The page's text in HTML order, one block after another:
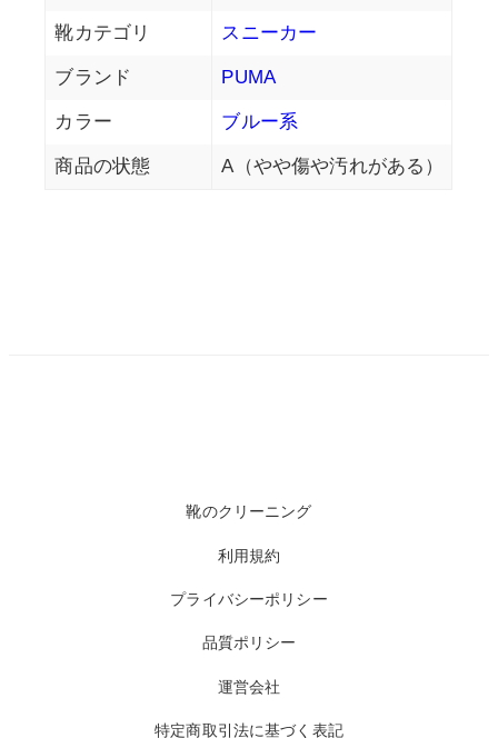
靴カテゴリ スニーカー
ブランド PUMA
カラー ブルー系
商品の状態 A（やや傷や汚れがある）
靴のクリーニング
利用規約
プライバシーポリシー
品質ポリシー
運営会社
特定商取引法に基づく表記